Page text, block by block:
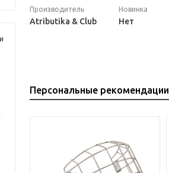
Производитель
Atributika & Club
Новинка
Нет
Персональные рекомендации